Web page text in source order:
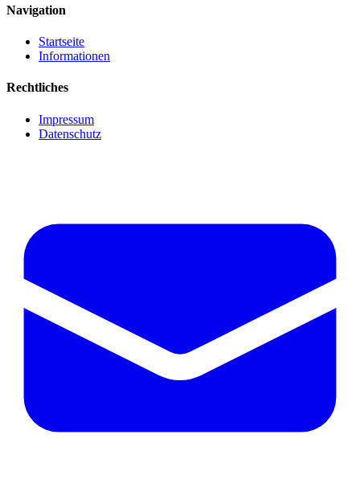
Navigation
Startseite
Informationen
Rechtliches
Impressum
Datenschutz